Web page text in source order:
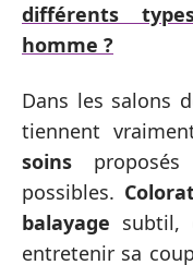
différents
homme ?
Dans les salons
tiennent
soins
possibles.
balayage subtil,
entretenir sa